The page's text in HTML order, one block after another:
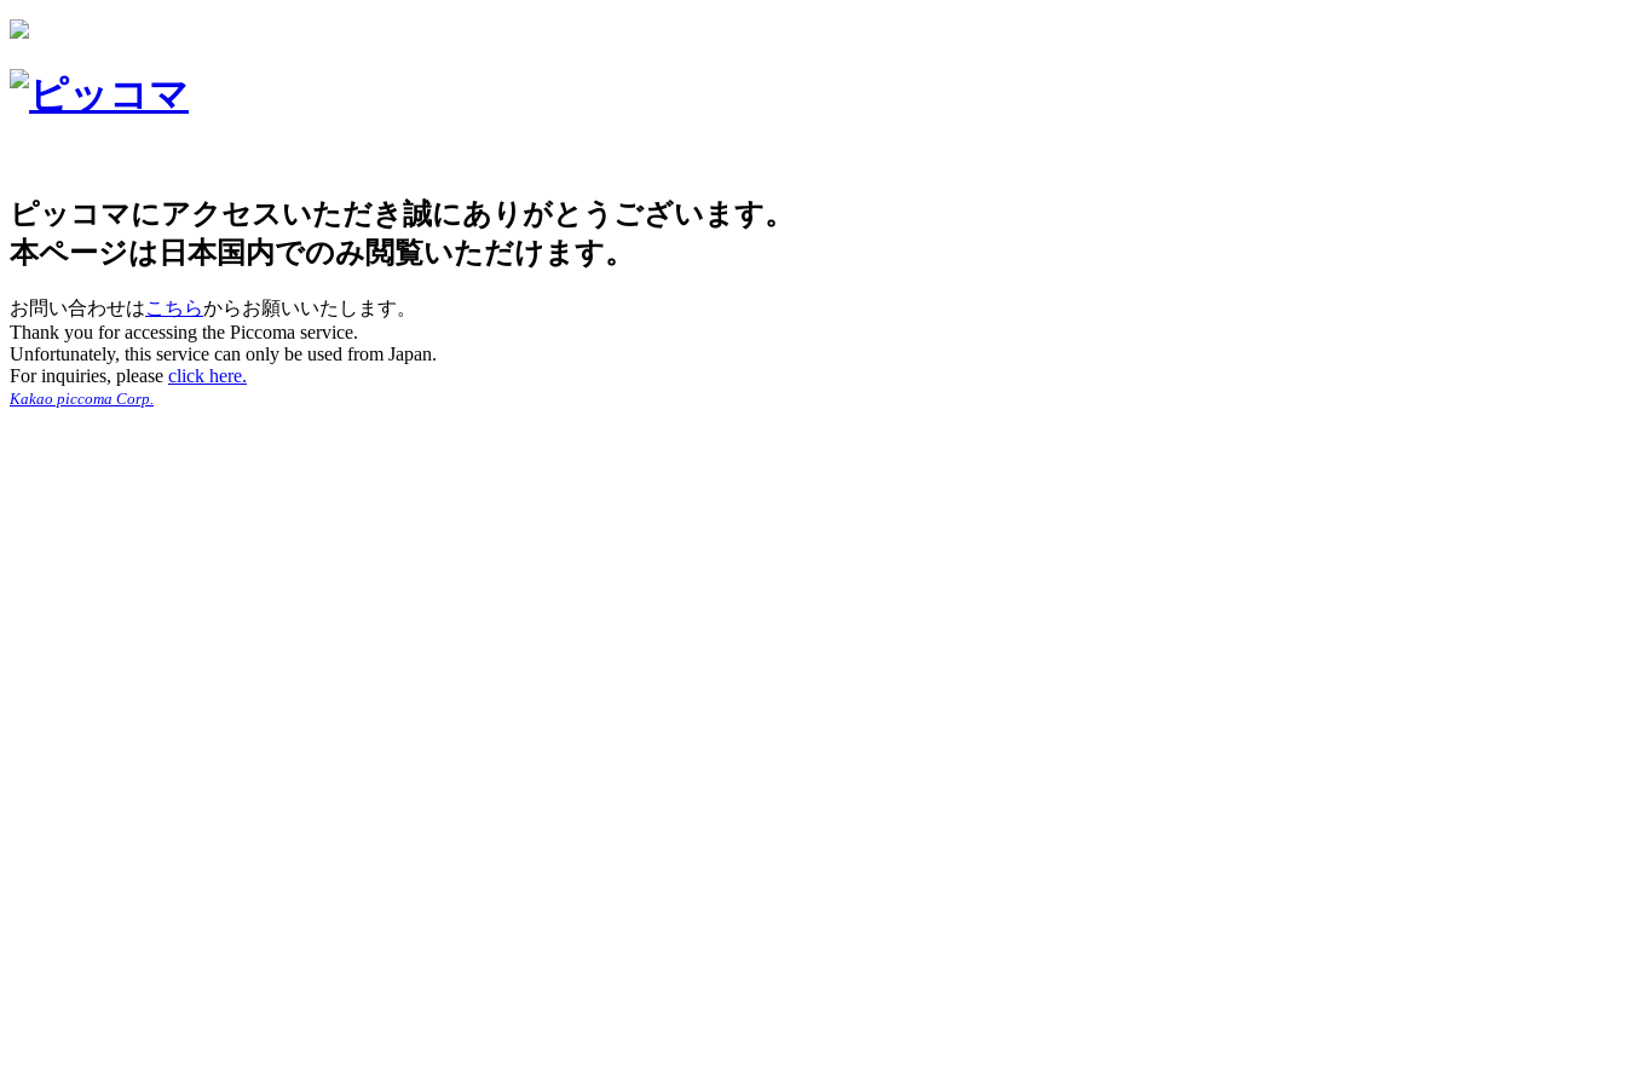
ピッコマにアクセスいただき誠にありがとうございます。
本ページは日本国内でのみ閲覧いただけます。
お問い合わせはこちらからお願いいたします。
Thank you for accessing the Piccoma service.
Unfortunately, this service can only be used from Japan.
For inquiries, please click here.
Kakao piccoma Corp.